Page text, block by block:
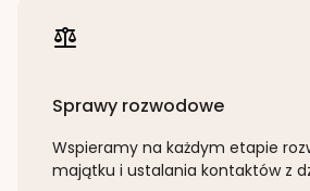
Sprawy rozwodowe
Wspieramy na każdym etapie
majątku i ustalania kontaktów z